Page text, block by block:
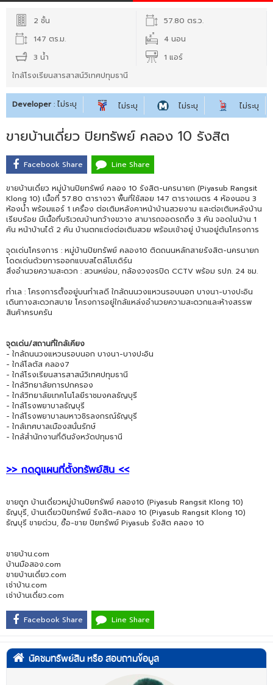
2 ชั้น
57.80 ตร.ว.
147 ตร.ม.
4 นอน
3 น้ำ
1 แอร์
ใกล้โรงเรียนสารสาสน์วิเทศปทุมธานี
Developer : ไม่ระบุ ไม่ระบุ ไม่ระบุ ไม่ระบุ
ขายบ้านเดี่ยว ปิยทรัพย์ คลอง 10 รังสิต
Facebook Share Line Share
ขายบ้านเดี่ยว หมู่บ้านปิยทรัพย์ คลอง 10 รังสิต-นครนายก (Piyasub Rangsit
Klong 10) เนื้อที่ 57.80 ตารางวา พื้นที่ใช้สอย 147 ตารางเมตร 4 ห้องนอน 3
ห้องน้ำ พร้อมแอร์ 1 เครื่อง ต่อเติมหลังคาหน้าบ้านสวยงาม และต่อเติมหลังบ้าน
เรียบร้อย มีเนื้อที่บริเวณบ้านกว้างขวาง สามารถจอดรถถึง 3 คัน จอดในบ้าน 1
คัน หน้าบ้านได้ 2 คัน บ้านตกแต่งต่อเติมสวย พร้อมเข้าอยู่ บ้านอยู่ต้นโครงการ
จุดเด่นโครงการ : หมู่บ้านปิยทรัพย์ คลอง10 ติดถนนหลักสายรังสิต-นครนายก
โดดเด่นด้วยการออกแบบสไตล์โมเดิร์น
สิ่งอำนวยความสะดวก : สวนหย่อม, กล้องวงจรปิด CCTV พร้อม รปภ. 24 ชม.
ทำเล : โครงการตั้งอยู่บนทำเลดี ใกล้ถนนวงแหวนรอบนอก บางนา-บางปะอิน
เดินทางสะดวกสบาย โครงการอยู่ใกล้แหล่งอำนวยความสะดวกและห้างสรรพ
สินค้าครบครัน
จุดเด่น/สถานที่ใกล้เคียง
- ใกล้ถนนวงแหวนรอบนอก บางนา-บางปะอิน
- ใกล้โลตัส คลอง7
- ใกล้โรงเรียนสารสาสน์วิเทศปทุมธานี
- ใกล้วิทยาลัยการปกครอง
- ใกล้วิทยาลัยเทคโนโลยีราชมงคลธัญบุรี
- ใกล้โรงพยาบาลธัญบุรี
- ใกล้โรงพยาบาลมหาวชิรลงกรณ์ธัญบุรี
- ใกล้เทศบาลเมืองสนั่นรักษ์
- ใกล้สำนักงานที่ดินจังหวัดปทุมธานี
>> กดดูแผนที่ตั้งทรัพย์สิน <<
ขายถูก บ้านเดี่ยวหมู่บ้านปิยทรัพย์ คลอง10 (Piyasub Rangsit Klong 10)
ธัญบุรี, บ้านเดี่ยวปิยทรัพย์ รังสิต-คลอง 10 (Piyasub Rangsit Klong 10)
ธัญบุรี ขายด่วน, ซื้อ-ขาย ปิยทรัพย์ Piyasub รังสิต คลอง 10
ขายบ้าน.com
บ้านมือสอง.com
ขายบ้านเดี่ยว.com
เช่าบ้าน.com
เช่าบ้านเดี่ยว.com
Facebook Share Line Share
นัดชมทรัพย์สิน หรือ สอบถามข้อมูล